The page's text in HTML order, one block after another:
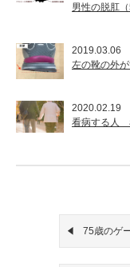
男性の脱肛
2019.03.06
左の靴の外
2020.02.19
看病する人
75歳のゲ